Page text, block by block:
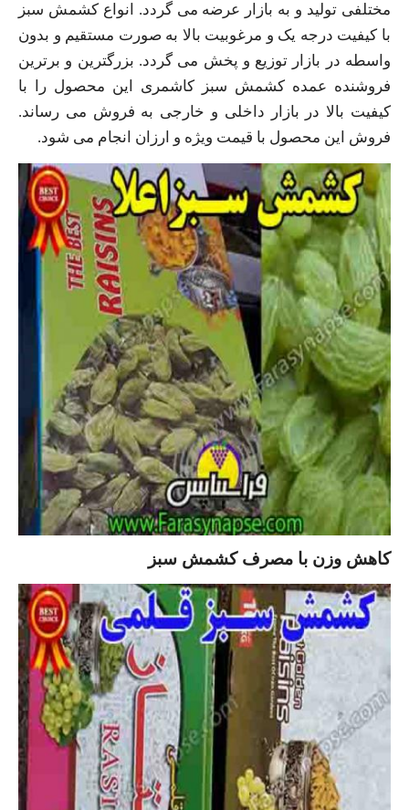
مختلفی تولید و به بازار عرضه می گردد. انواع کشمش سبز
با کیفیت درجه یک و مرغوبیت بالا به صورت مستقیم و بدون
واسطه در بازار توزیع و پخش می گردد. بزرگترین و برترین
فروشنده عمده کشمش سبز کاشمری این محصول را با
کیفیت بالا در بازار داخلی و خارجی به فروش می رساند.
فروش این محصول با قیمت ویژه و ارزان انجام می شود.
کاهش وزن با مصرف کشمش سبز